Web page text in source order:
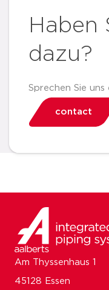
Haben
dazu?
Sprechen Sie uns
contact
Am Thyssenhaus 1
45128 Essen